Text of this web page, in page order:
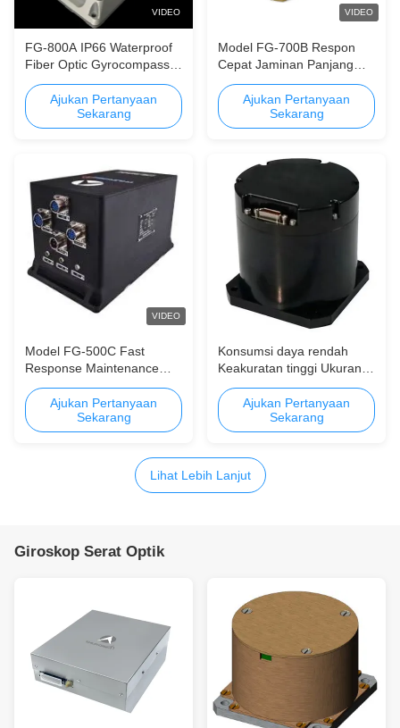
VIDEO
FG-800A IP66 Waterproof
Fiber Optic Gyrocompass
dengan 80000 Hrs MTBF
dan 0.1° Keakuratan Arah
Ajukan Pertanyaan
Sekarang
VIDEO
Model FG-700B Respon
Cepat Jaminan Panjang
Perbaikan Bebas Serat
Optik Sikap dan Judul
Referensi Sistem AHRS
Ajukan Pertanyaan
Sekarang
VIDEO
Model FG-500C Fast
Response Maintenance
Free Strapdown
Technology Gyrocompass
Fiber Optic untuk Kapal
Ajukan Pertanyaan
Sekarang
Konsumsi daya rendah
Keakuratan tinggi Ukuran
kecil TDF42IMU0 Fiber
Optic Inertial Measurement
Unit
Ajukan Pertanyaan
Sekarang
Lihat Lebih Lanjut
Giroskop Serat Optik